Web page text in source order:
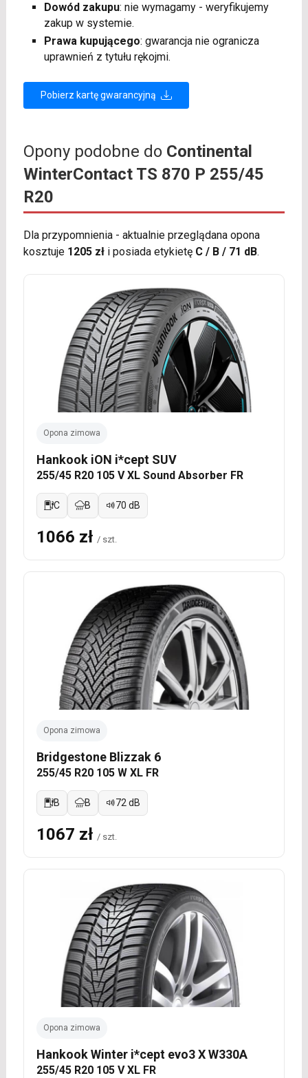
Dowód zakupu: nie wymagamy - weryfikujemy
zakup w systemie.
Prawa kupującego: gwarancja nie ogranicza
uprawnień z tytułu rękojmi.
Pobierz kartę gwarancyjną
Opony podobne do Continental
WinterContact TS 870 P 255/45
R20
Dla przypomnienia - aktualnie przeglądana opona
kosztuje 1205 złi posiada etykietę C / B / 71 dB.
Opona zimowa
Hankook iON i*cept SUV
255/45 R20 105 V XL Sound Absorber FR
C B 70 dB
1066 zł / szt.
Opona zimowa
Bridgestone Blizzak 6
255/45 R20 105 W XL FR
B B 72 dB
1067 zł / szt.
Opona zimowa
Hankook Winter i*cept evo3 X W330A
255/45 R20 105 V XL FR